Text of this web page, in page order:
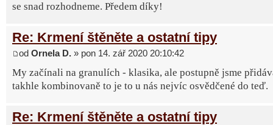
se snad rozhodneme. Předem díky!
Re: Krmení štěněte a ostatní tipy
od Ornela D. » pon 14. zář 2020 20:10:42
My začínali na granulích - klasika, ale postupně jsme
takhle kombinovaně to je to u nás nejvíc osvědčené do teď.
Re: Krmení štěněte a ostatní tipy